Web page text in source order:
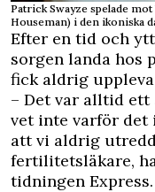
Patrick Swayze spelade
Houseman) i den ikoniska
Efter en tid och
sorgen landa hos
fick aldrig
– Det var alltid ett
vet inte varför det
att vi aldrig
fertilitetsläkare,
tidningen Express.